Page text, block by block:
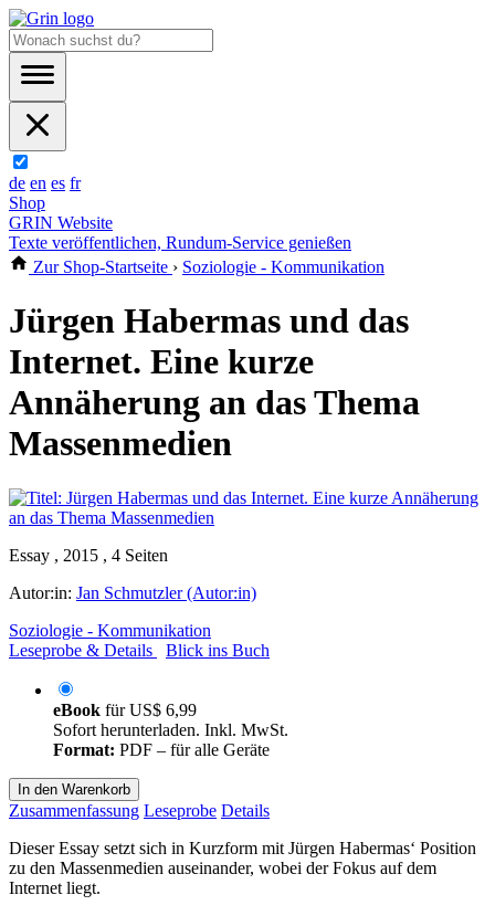
de en es fr
Shop
GRIN Website
Texte veröffentlichen, Rundum-Service genießen
Zur Shop-Startseite › Soziologie - Kommunikation
Jürgen Habermas und das
Internet. Eine kurze
Annäherung an das Thema
Massenmedien
Essay , 2015 , 4 Seiten
Autor:in: Jan Schmutzler (Autor:in)
Soziologie - Kommunikation
Leseprobe & Details
Blick ins Buch
eBook fürUS$ 6,99
Sofort herunterladen. Inkl. MwSt.
Format: PDF – für alle Geräte
In den Warenkorb
Zusammenfassung Leseprobe Details
Dieser Essay setzt sich in Kurzform mit Jürgen Habermas‘ Position
zu den Massenmedien auseinander, wobei der Fokus auf dem
Internet liegt.